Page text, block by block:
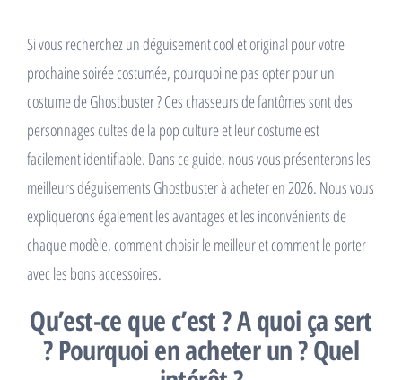
Si vous recherchez un déguisement cool et original pour votre
prochaine soirée costumée, pourquoi ne pas opter pour un
costume de Ghostbuster ? Ces chasseurs de fantômes sont des
personnages cultes de la pop culture et leur costume est
facilement identifiable. Dans ce guide, nous vous présenterons les
meilleurs déguisements Ghostbuster à acheter en 2026. Nous vous
expliquerons également les avantages et les inconvénients de
chaque modèle, comment choisir le meilleur et comment le porter
avec les bons accessoires.
Qu’est-ce que c’est ? A quoi ça sert
? Pourquoi en acheter un ? Quel